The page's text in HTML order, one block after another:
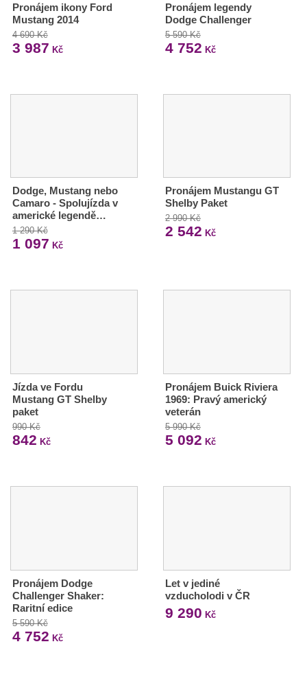
Pronájem ikony Ford
Mustang 2014
4 690 Kč
3 987 Kč
Pronájem legendy
Dodge Challenger
5 590 Kč
4 752 Kč
Dodge, Mustang nebo
Camaro - Spolujízda v
americké legendě…
1 290 Kč
1 097 Kč
Pronájem Mustangu GT
Shelby Paket
2 990 Kč
2 542 Kč
Jízda ve Fordu
Mustang GT Shelby
paket
990 Kč
842 Kč
Pronájem Buick Riviera
1969: Pravý americký
veterán
5 990 Kč
5 092 Kč
Pronájem Dodge
Challenger Shaker:
Raritní edice
5 590 Kč
4 752 Kč
Let v jediné
vzducholodi v ČR
9 290 Kč